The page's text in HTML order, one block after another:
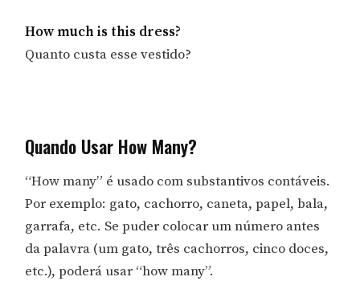
How much is this dress?
Quanto custa esse vestido?
Quando Usar How Many?
“How many” é usado com substantivos contáveis.
Por exemplo: gato, cachorro, caneta, papel, bala,
garrafa, etc. Se puder colocar um número antes
da palavra (um gato, três cachorros, cinco doces,
etc.), poderá usar “how many”.